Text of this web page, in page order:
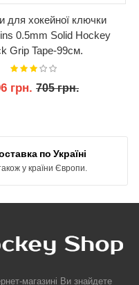
для хокейної ключки
0.5mm Solid Hockey
Grip Tape-99см.
грн. 705 грн.
по Україні
у країни Європи.
магазині Ви знайдете